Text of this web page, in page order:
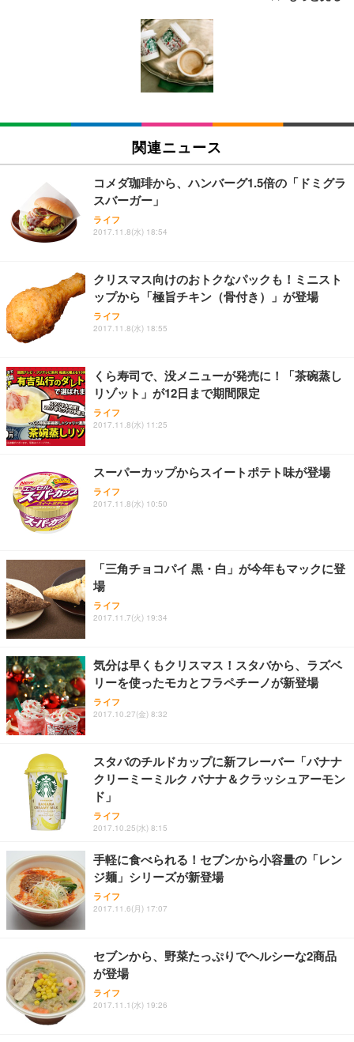
[EdoErgo] オフィスチェア 椅子 テレワーク 疲れな
い 跳ね上げ式アームレスト コンパクト 約105度ロッ
キング pc 事務椅子 360度回転 座面昇降 強化ナイロ
ン樹脂ベース 通気性メッシュ 在宅ワーク H-WY01
(黒網+黒枠+黒足)
SIHOO B100 オフィスチェア／デスクチェア メッシ
ュチェア 人間工学 疲れない ブラック
￥27,999
Sezlife オフィスチェア デスクチェア 疲れない テレ
ワーク チェア 強化バックレスト 30度ロッキング機
能 人間工学 椅子 腰サポート 90度跳ね上げ式アーム
務用 おしゃれ パソコンチェア (ブラック)
Sezlife オフィスチェア デスクチェア 疲れない テレ
ワーク チェア 強化バックレスト 30度ロッキング機
能 人間工学 椅子 腰サポート 90度跳ね上げ式アーム
務用 おしゃれ パソコンチェア (ホワイト)
ANDWINT オフィスチェア デスクチェア 肘なし メ
ッシュ 通気性 ランバーサポート付き 腰サポート ガ
ス圧無段階昇降 360度回転 キャスター付き コンパク
EIZO ビジネス向けプレミアムモニター | FlexScan
EV3240X-WT | 31.5型4K UHD・USB Type-C・ホワ
EIZO ビジネス向けプレミアムモニター | FlexScan
￥109,572
【純正品】27"ゲーミングモニター DualSense 充電
フック付き（CFI-ZDM1J）
【整備済み品】Dell E2724HS 27インチ 液晶モニタ
ー フルHD（1920×1080）VA 非光沢 HDMI/DisplayP
ort/VGA スピーカー内蔵 高さ調整 スイベル VESA対
【MiniLED/24.5inch/280Hz/FHD】GRAPHT THE S
HOOTER Gaming Monitor 24” Essential ゲーミン
グモニター QD 24.5インチ 1ms FHD 量子ドット 残
Amazonベーシック ペットシーツ 薄型 レギュラー 1
回使い捨て 無香料 ホワイト 300枚
Amazonベーシック ペットシーツ 厚型 ワイド 42枚
x2袋(84枚) ホワイト(吸収面:ライトブルー)
￥3,234
ネオ・ルーライフ ネオ・オムツ L 中型犬用 26枚入
り 単品
Smart Basic(スマートベーシック) 【Amazon.co.jp
限定】 Smart Basic アイリスオーヤマ ペットシーツ
超厚型 お徳用 ワイド 100枚入 (x 1) (ケース販売)
アイリスオーヤマ ペットシーツ 超厚型 お徳用 レギ
ュラー 200枚入【Amazon.co.jp限定】
関連ニュース
コメダ珈琲から、ハンバーグ1.5倍の「ドミグラ
スバーガー」
ライフ
2017.11.8(水) 18:54
クリスマス向けのおトクなパックも！ミニスト
ップから「極旨チキン（骨付き）」が登場
ライフ
2017.11.8(水) 18:55
くら寿司で、没メニューが発売に！「茶碗蒸し
リゾット」が12日まで期間限定
ライフ
2017.11.8(水) 11:25
スーパーカップからスイートポテト味が登場
ライフ
2017.11.8(水) 10:50
「三角チョコパイ 黒・白」が今年もマックに登
場
ライフ
2017.11.7(火) 19:34
気分は早くもクリスマス！スタバから、ラズベ
リーを使ったモカとフラペチーノが新登場
ライフ
2017.10.27(金) 8:32
スタバのチルドカップに新フレーバー「バナナ
クリーミーミルク バナナ＆クラッシュアーモン
ド」
ライフ
2017.10.25(水) 8:15
手軽に食べられる！セブンから小容量の「レン
ジ麺」シリーズが新登場
ライフ
2017.11.6(月) 17:07
セブンから、野菜たっぷりでヘルシーな2商品
が登場
ライフ
2017.11.1(水) 19:26